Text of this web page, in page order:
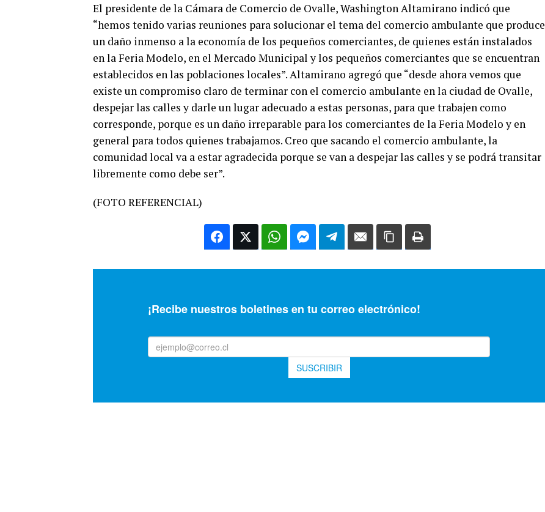
El presidente de la Cámara de Comercio de Ovalle, Washington Altamirano indicó que
“hemos tenido varias reuniones para solucionar el tema del comercio ambulante que produce
un daño inmenso a la economía de los pequeños comerciantes, de quienes están instalados
en la Feria Modelo, en el Mercado Municipal y los pequeños comerciantes que se encuentran
establecidos en las poblaciones locales”. Altamirano agregó que “desde ahora vemos que
existe un compromiso claro de terminar con el comercio ambulante en la ciudad de Ovalle,
despejar las calles y darle un lugar adecuado a estas personas, para que trabajen como
corresponde, porque es un daño irreparable para los comerciantes de la Feria Modelo y en
general para todos quienes trabajamos. Creo que sacando el comercio ambulante, la
comunidad local va a estar agradecida porque se van a despejar las calles y se podrá transitar
libremente como debe ser”.
(FOTO REFERENCIAL)